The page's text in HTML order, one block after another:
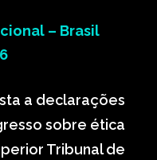
– Brasil
a declarações
sobre ética
Tribunal de